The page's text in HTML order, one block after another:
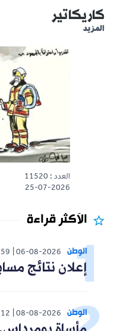
كاريكاتير
المزيد
العدد : 11520
25-07-2026
الأكثر قراءة
الوطن 06-08-2026
إعلان نتائج
الوطن 08-08-2026